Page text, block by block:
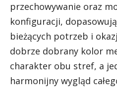
przechowywanie oraz
konfiguracji,
bieżących potrzeb i
dobrze dobrany kolor
charakter obu stref, a
harmonijny wygląd